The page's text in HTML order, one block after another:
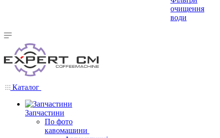
очищення
води
Каталог
Запчастини
По фото
кавомашини